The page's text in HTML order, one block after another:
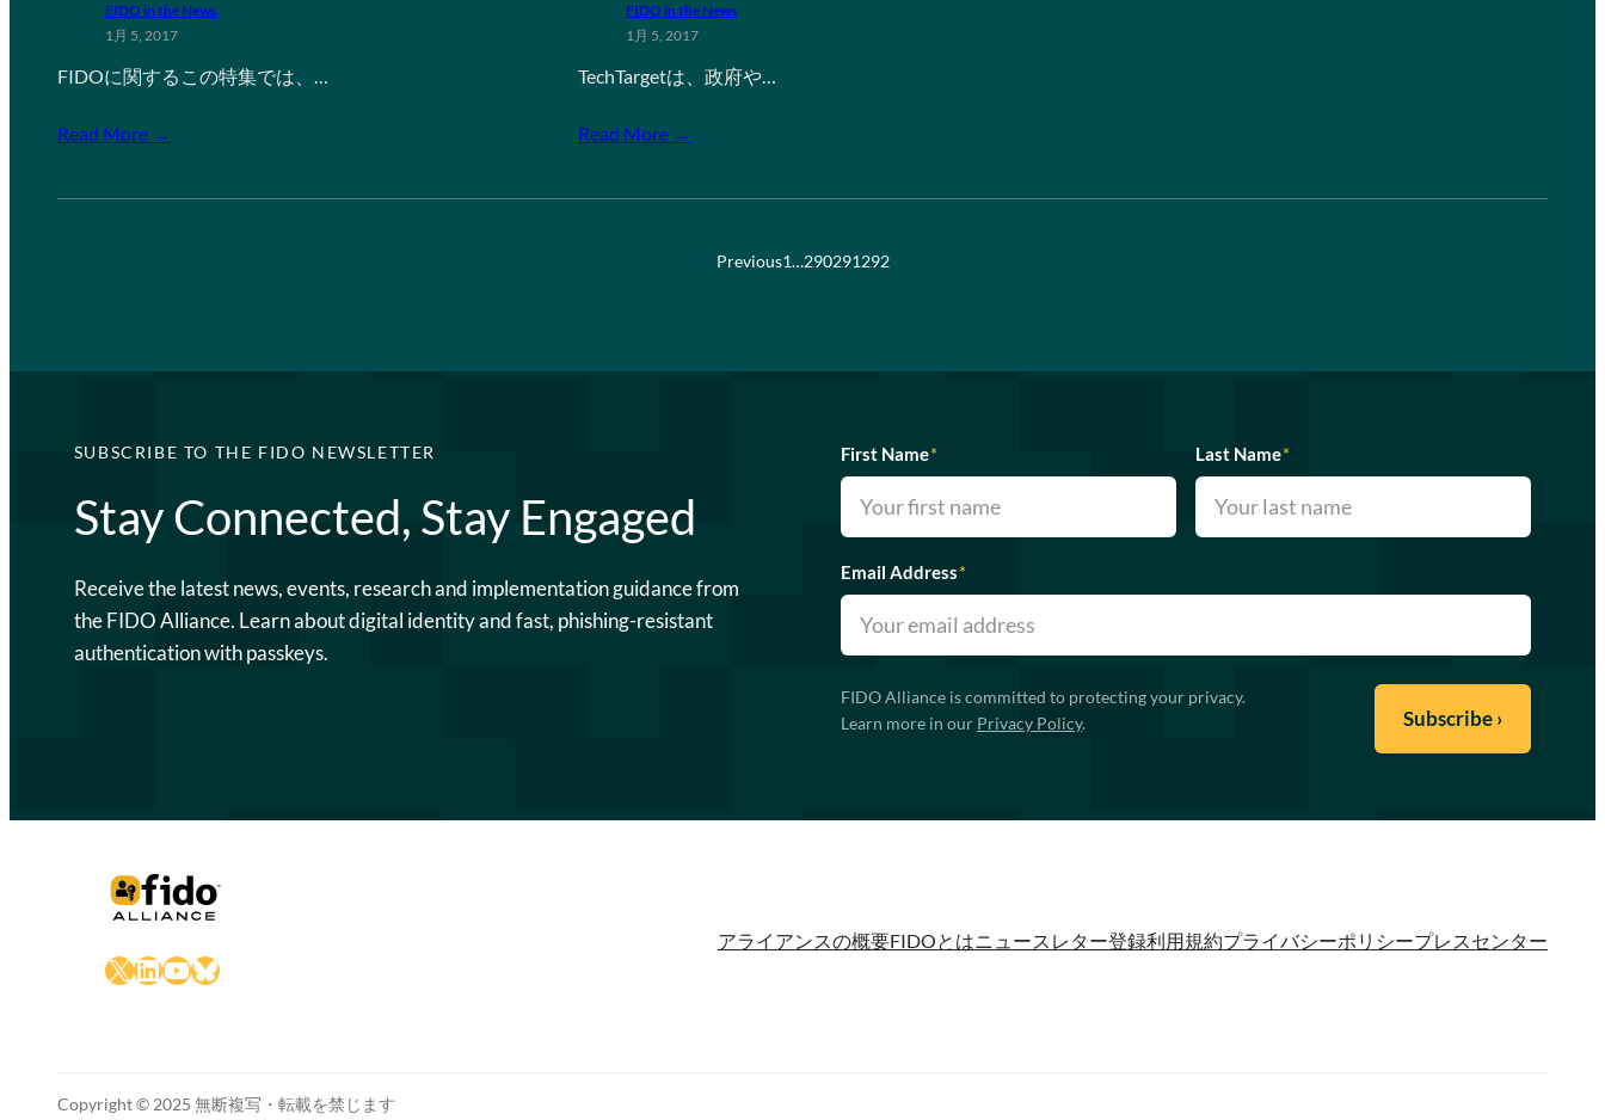
FIDO in the News
1月 5, 2017
FIDOに関するこの特集では、…
Read More →
FIDO in the News
1月 5, 2017
TechTargetは、政府や…
Read More →
Previous1…290291292
SUBSCRIBE TO THE FIDO NEWSLETTER
Stay Connected, Stay Engaged
Receive the latest news, events, research and implementation guidance from
the FIDO Alliance. Learn about digital identity and fast, phishing-resistant
authentication with passkeys.
First Name* Last Name*
Email Address*
FIDO Alliance is committed to protecting your privacy.
Learn more in our Privacy Policy.
X LinkedIn
YouTube
Bluesky
アライアンスの概要FIDOとはニュースレター登録利用規約プライバシーポリシープレスセンター
Copyright © 2025 無断複写・転載を禁じます